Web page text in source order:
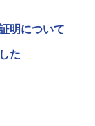
明について
た